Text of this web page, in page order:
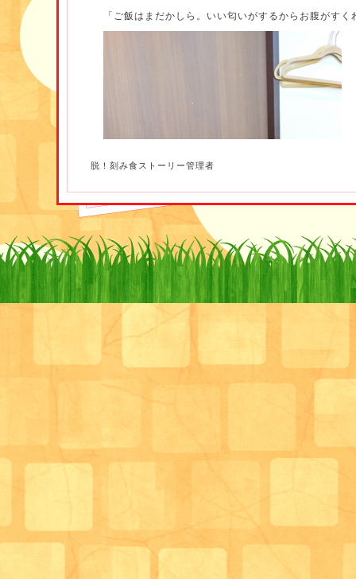
「ご飯はまだかしら。いい匂いがするからお腹がすく
脱！刻み食ストーリー管理者